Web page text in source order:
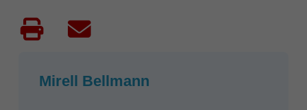
Mirell Bellmann